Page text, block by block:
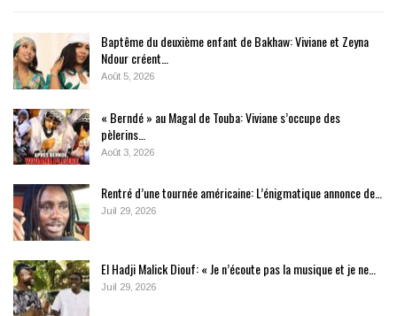
Baptême du deuxième enfant de Bakhaw: Viviane et Zeyna
Ndour créent…
Août 5, 2026
« Berndé » au Magal de Touba: Viviane s’occupe des
pèlerins…
Août 3, 2026
Rentré d’une tournée américaine: L’énigmatique annonce de…
Juil 29, 2026
El Hadji Malick Diouf: « Je n’écoute pas la musique et je ne…
Juil 29, 2026